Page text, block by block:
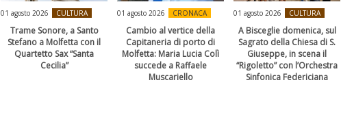
01 agosto 2026 CULTURA
Trame Sonore, a Santo
Stefano a Molfetta con il
Quartetto Sax “Santa
Cecilia”
01 agosto 2026 CRONACA
Cambio al vertice della
Capitaneria di porto di
Molfetta: Maria Lucia Colì
succede a Raffaele
Muscariello
01 agosto 2026 CULTURA
A Bisceglie domenica, sul
Sagrato della Chiesa di S.
Giuseppe, in scena il
“Rigoletto” con l’Orchestra
Sinfonica Federiciana